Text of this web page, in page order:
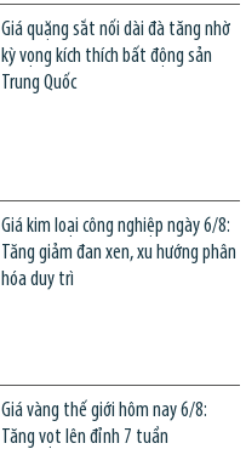
Giá quặng sắt nối dài đà tăng nhờ
kỳ vọng kích thích bất động sản
Trung Quốc
Giá kim loại công nghiệp ngày 6/8:
Tăng giảm đan xen, xu hướng phân
hóa duy trì
Giá vàng thế giới hôm nay 6/8:
Tăng vọt lên đỉnh 7 tuần